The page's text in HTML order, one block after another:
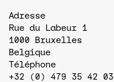
Adresse
Rue du Labeur 1
1000
Bruxelles
Belgique
Téléphone
+32 (0) 479 35 42 03